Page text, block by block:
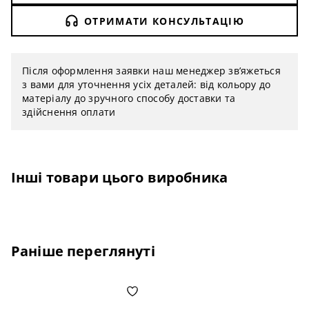
ОТРИМАТИ КОНСУЛЬТАЦІЮ
Після оформлення заявки наш менеджер зв’яжеться
з вами для уточнення усіх деталей: від кольору до
матеріалу до зручного способу доставки та
здійснення оплати
Інші товари цього виробника
Раніше переглянуті